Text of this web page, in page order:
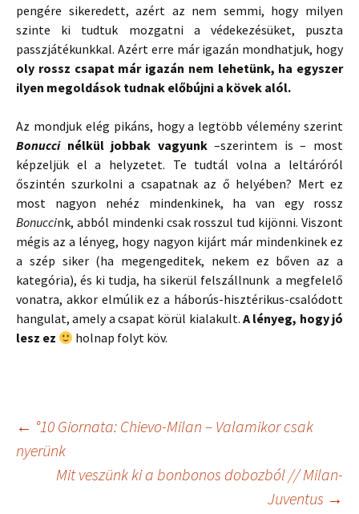
pengére sikeredett, azért az nem semmi, hogy milyen
szinte ki tudtuk mozgatni a védekezésüket, puszta
passzjátékunkkal. Azért erre már igazán mondhatjuk, hogy
oly rossz csapat már igazán nem lehetünk, ha egyszer
ilyen megoldások tudnak előbújni a kövek alól.
Az mondjuk elég pikáns, hogy a legtöbb vélemény szerint
Bonucci nélkül jobbak vagyunk–szerintem is – most
képzeljük el a helyzetet. Te tudtál volna a leltáróról
őszintén szurkolni a csapatnak az ő helyében? Mert ez
most nagyon nehéz mindenkinek, ha van egy rossz
Bonuccink, abból mindenki csak rosszul tud kijönni. Viszont
mégis az a lényeg, hogy nagyon kijárt már mindenkinek ez
a szép siker (ha megengeditek, nekem ez bőven az a
kategória), és ki tudja, ha sikerül felszállnunk a megfelelő
vonatra, akkor elmúlik ez a háborús-hisztérikus-csalódott
hangulat, amely a csapat körül kialakult. A lényeg, hogy jó
lesz ez
holnap folyt köv.
Bejegyzés
navigáció
← °10 Giornata: Chievo-Milan – Valamikor csak
nyerünk
Mit veszünk ki a bonbonos dobozból // Milan-
Juventus →